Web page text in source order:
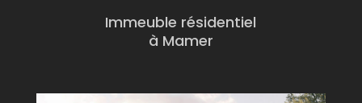
Immeuble résidentiel
à Mamer